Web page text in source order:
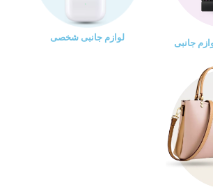
جانبی
لوازم جانبی شخصی